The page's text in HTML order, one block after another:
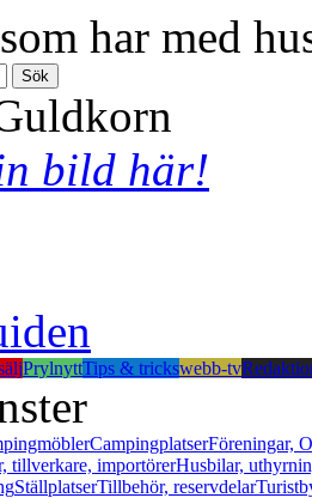
har med
bild här!
PrylnyttTips & trickswebb-tv
CampingplatserFöreningar,
tillverkare, importörerHusbilar,
StällplatserTillbehör, reservdelar